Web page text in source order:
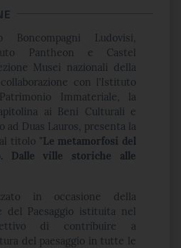
Boncompagni Ludovisi,
Pantheon e Castel
Musei nazionali della
con l'Istituto
Immateriale, la
ai Beni Culturali e
ad Duas Lauros, presenta la
titolo "Le metamorfosi del
Dalle ville storiche alle
in occasione della
del Paesaggio istituita nel
di contribuire a
del paesaggio in tutte le